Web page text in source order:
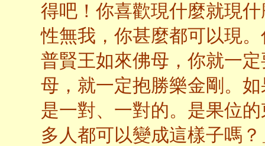
得吧！你喜歡現什麼就現
性無我，你甚麼都可以現
普賢王如來佛母，你就一
母，就一定抱勝樂金剛。
是一對、一對的。是果位
多人都可以變成這樣子嗎